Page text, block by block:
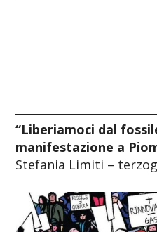
“Liberiamoci dal
manifestazione a
Stefania Limiti –